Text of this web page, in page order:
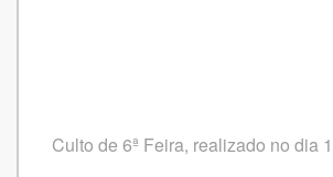
Culto de 6ª Feira, realizado no dia